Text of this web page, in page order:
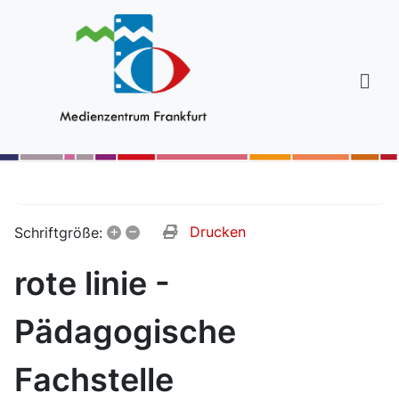
Schriftgröße: + – Drucken
rote linie -
Pädagogische
Fachstelle